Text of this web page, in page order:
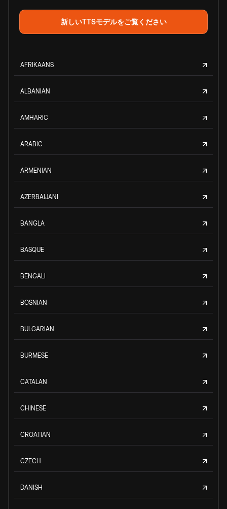
新しいTTSモデルをご覧ください
AFRIKAANS
ALBANIAN
AMHARIC
ARABIC
ARMENIAN
AZERBAIJANI
BANGLA
BASQUE
BENGALI
BOSNIAN
BULGARIAN
BURMESE
CATALAN
CHINESE
CROATIAN
CZECH
DANISH